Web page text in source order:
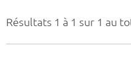
Résultats 1 à 1 sur 1 au